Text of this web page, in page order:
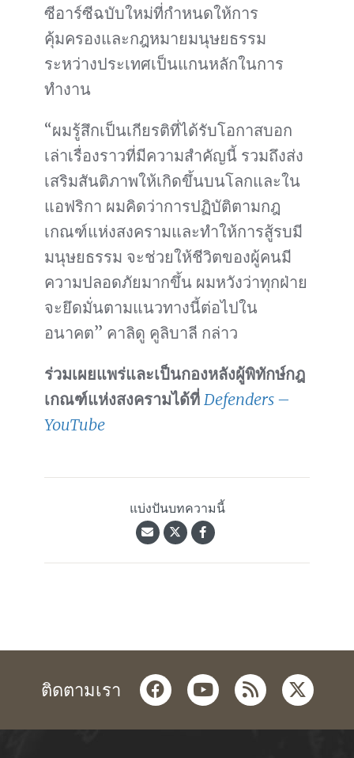
ซีอาร์ซีฉบับใหม่ที่กำหนดให้การ
คุ้มครองและกฎหมายมนุษยธรรม
ระหว่างประเทศเป็นแกนหลักในการ
ทำงาน
“ผมรู้สึกเป็นเกียรติที่ได้รับโอกาสบอก
เล่าเรื่องราวที่มีความสำคัญนี้ รวมถึงส่ง
เสริมสันติภาพให้เกิดขึ้นบนโลกและใน
แอฟริกา ผมคิดว่าการปฏิบัติตามกฎ
เกณฑ์แห่งสงครามและทำให้การสู้รบมี
มนุษยธรรม จะช่วยให้ชีวิตของผู้คนมี
ความปลอดภัยมากขึ้น ผมหวังว่าทุกฝ่าย
จะยึดมั่นตามแนวทางนี้ต่อไปใน
อนาคต” คาลิดู คูลิบาลี กล่าว
ร่วมเผยแพร่และเป็นกองหลังผู้พิทักษ์กฎ
เกณฑ์แห่งสงครามได้ที่ Defenders –
YouTube
แบ่งปันบทความนี้
ติดตามเรา facebookyoutube
rss twitter